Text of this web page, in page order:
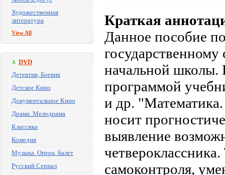
Художественная
литература
View All
DVD
Детектив, Боевик
Детское Кино
Документальное Кино
Драма. Мелодрама
Классика
Комедия
Музыка. Опера. Балет
Русский Сериал
Краткая
Данное пособие
государственному
начальной школы.
программой
и др.
носит
выявление
самоконтроля,